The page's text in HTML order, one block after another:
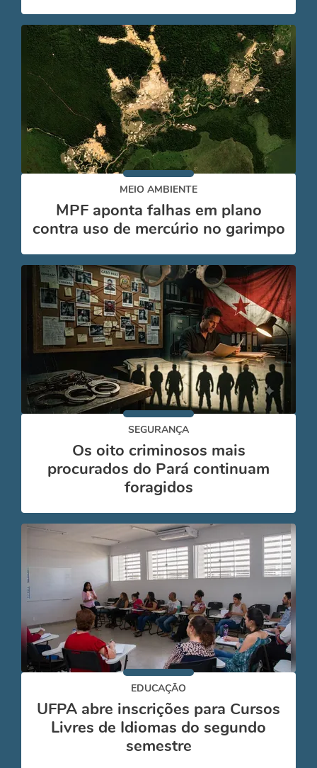
MEIO AMBIENTE
MPF aponta falhas em plano
contra uso de mercúrio no garimpo
SEGURANÇA
Os oito criminosos mais
procurados do Pará continuam
foragidos
EDUCAÇÃO
UFPA abre inscrições para Cursos
Livres de Idiomas do segundo
semestre